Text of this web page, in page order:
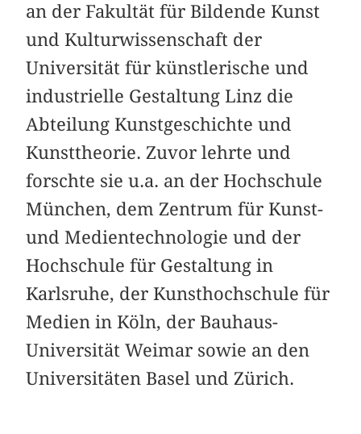
an der Fakultät für Bildende Kunst
und Kulturwissenschaft der
Universität für künstlerische und
industrielle Gestaltung Linz die
Abteilung Kunstgeschichte und
Kunsttheorie. Zuvor lehrte und
forschte sie u.a. an der Hochschule
München, dem Zentrum für Kunst-
und Medientechnologie und der
Hochschule für Gestaltung in
Karlsruhe, der Kunsthochschule für
Medien in Köln, der Bauhaus-
Universität Weimar sowie an den
Universitäten Basel und Zürich.